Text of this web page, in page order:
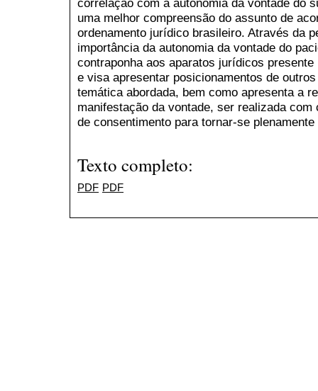
uma melhor compreensão do assunto de
ordenamento jurídico brasileiro. Através da
importância da autonomia da vontade do
contraponha aos aparatos jurídicos
e visa apresentar posicionamentos de
temática abordada, bem como apresenta a
manifestação da vontade, ser realizada
de consentimento para tornar-se
Texto completo:
PDF PDF